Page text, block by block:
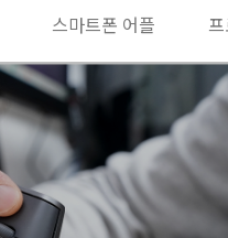
스마트폰 어플